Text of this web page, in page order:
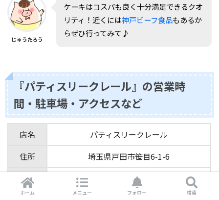
じゅうたろう
ケーキはコスパも良く十分満足できるクオ
リティ！近くには神戸ビーフ食品もあるか
らぜひ行ってみて♪
『パティスリークレール』の営業時
間・駐車場・アクセスなど
店名
パティスリークレール
住所
埼玉県戸田市笹目6-1-6
営業時間
工場直売日：毎月第2・第4土曜日14時~16時
ホーム メニュー フォロー 検索